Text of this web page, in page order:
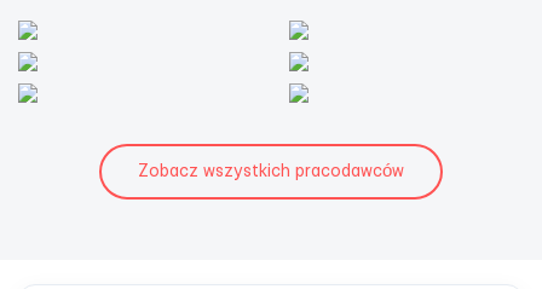
Zobacz wszystkich pracodawców